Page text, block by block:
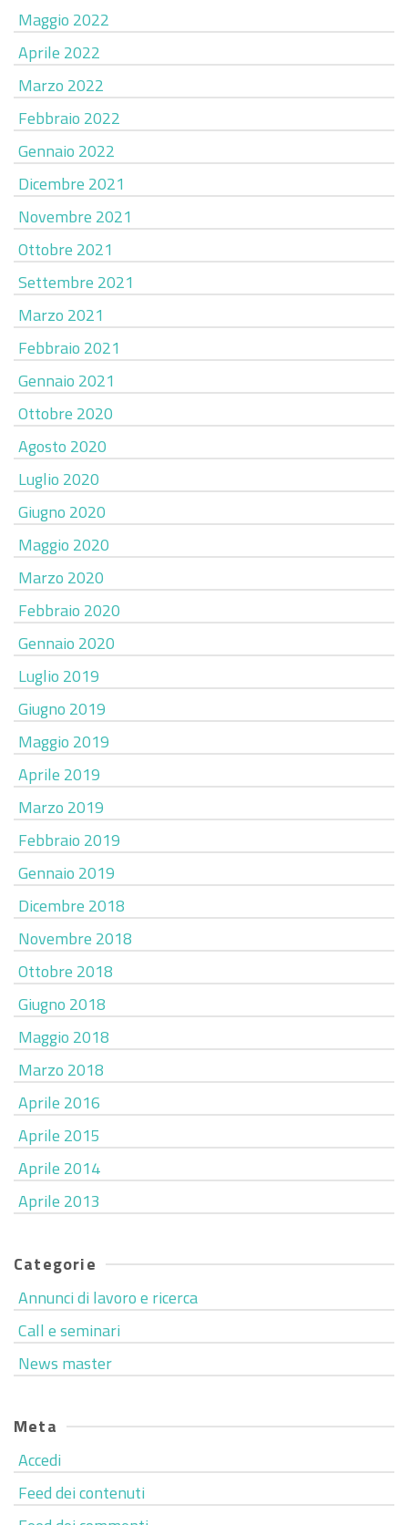
Maggio 2022
Aprile 2022
Marzo 2022
Febbraio 2022
Gennaio 2022
Dicembre 2021
Novembre 2021
Ottobre 2021
Settembre 2021
Marzo 2021
Febbraio 2021
Gennaio 2021
Ottobre 2020
Agosto 2020
Luglio 2020
Giugno 2020
Maggio 2020
Marzo 2020
Febbraio 2020
Gennaio 2020
Luglio 2019
Giugno 2019
Maggio 2019
Aprile 2019
Marzo 2019
Febbraio 2019
Gennaio 2019
Dicembre 2018
Novembre 2018
Ottobre 2018
Giugno 2018
Maggio 2018
Marzo 2018
Aprile 2016
Aprile 2015
Aprile 2014
Aprile 2013
Categorie
Annunci di lavoro e ricerca
Call e seminari
News master
Meta
Accedi
Feed dei contenuti